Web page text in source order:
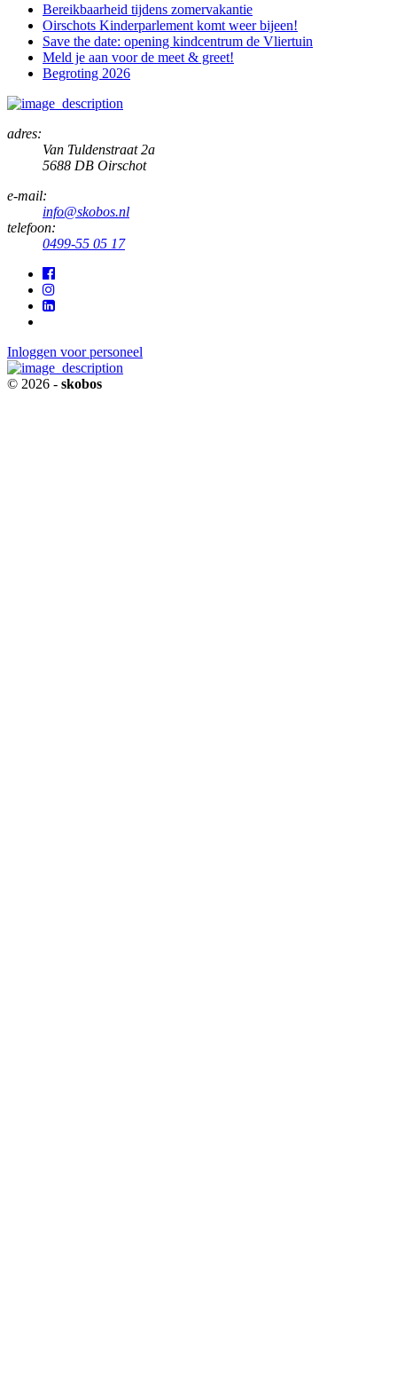
Bereikbaarheid tijdens zomervakantie
Oirschots Kinderparlement komt weer bijeen!
Save the date: opening kindcentrum de Vliertuin
Meld je aan voor de meet & greet!
Begroting 2026
adres:
Van Tuldenstraat 2a
5688 DB Oirschot
e-mail:
info@skobos.nl
telefoon:
0499-55 05 17
Inloggen voor personeel
© 2026 - skobos